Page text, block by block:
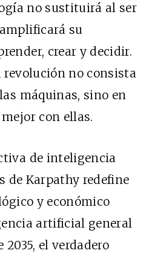
no sustituirá al ser
su
crear y decidir.
revolución no consista
máquinas, sino en
con ellas.
de inteligencia
de Karpathy redefine
y económico
artificial general
el verdadero